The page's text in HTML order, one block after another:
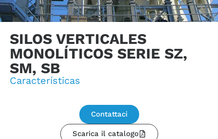
SILOS VERTICALES
MONOLÍTICOS SERIE SZ,
SM, SB
Características
Contattaci
Scarica il catalogo